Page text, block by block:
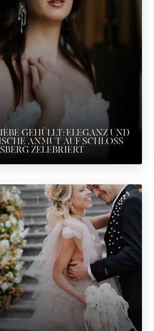
GEHÜLLT: ELEGANZ UND
ANMUT AUF SCHLOSS
ZELEBRIERT